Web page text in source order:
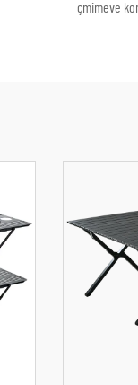
çmimeve